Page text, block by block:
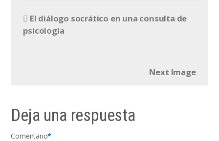
El diálogo socrático en una consulta de
psicología
Next Image
Deja una respuesta
Comentario*